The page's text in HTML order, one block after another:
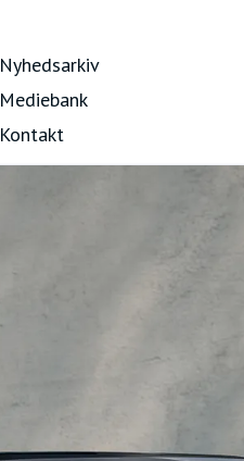
Nyhedsarkiv
Mediebank
Kontakt